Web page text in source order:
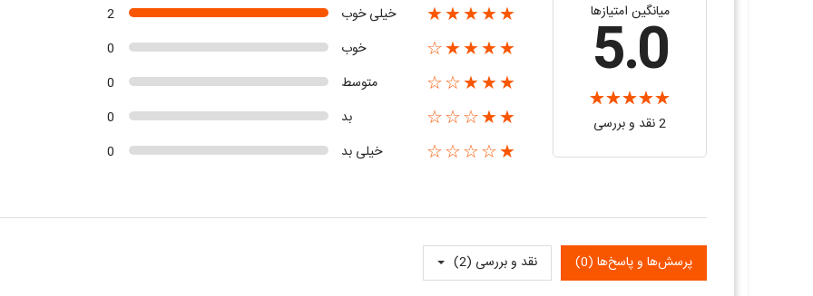
میانگین امتیازها
5.0
2 نقد و بررسی‌‌
★★★★★ خیلی خوب 2
★★★★☆ خوب 0
★★★☆☆ متوسط 0
★★☆☆☆ بد 0
★☆☆☆☆ خیلی بد 0
نقد و بررسی‌‌ (2) پرسش‌ها و پاسخ‌ها (0)